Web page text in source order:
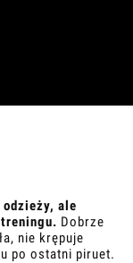
ale
Dobrze
nie krępuje
po ostatni piruet.